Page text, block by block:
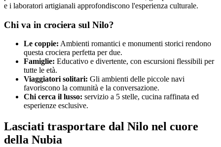
e i laboratori artigianali approfondiscono l'esperienza culturale.
Chi va in crociera sul Nilo?
Le coppie: Ambienti romantici e monumenti storici rendono
questa crociera perfetta per due.
Famiglie: Educativo e divertente, con escursioni flessibili per
tutte le età.
Viaggiatori solitari: Gli ambienti delle piccole navi
favoriscono la comunità e la conversazione.
Chi cerca il lusso: servizio a 5 stelle, cucina raffinata ed
esperienze esclusive.
Lasciati trasportare dal Nilo nel cuore
della Nubia